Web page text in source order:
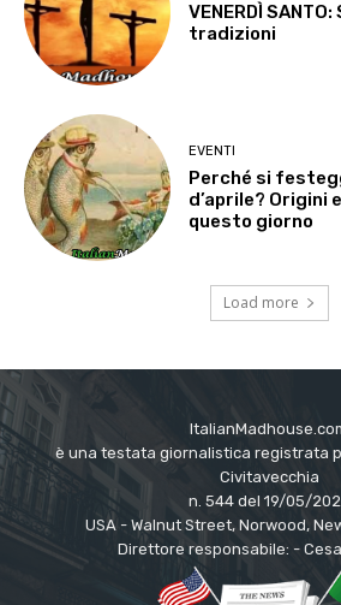
VENERDÌ
tradizioni
EVENTI
Perché si
d’aprile? Origini
questo giorno
Load more
è una testata giornalistica registrata
Civitavecchia
n. 544 del 19/05/
USA - Walnut Street, Norwood,
Direttore responsabile: -